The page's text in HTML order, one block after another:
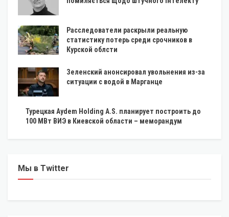
Расследователи раскрыли реальную
статистику потерь среди срочников в
Курской облсти
Зеленский анонсировал увольнения из-за
ситуации с водой в Марганце
Турецкая Aydem Holding A.S. планирует построить до
100 МВт ВИЭ в Киевской области – меморандум
Мы в Twitter